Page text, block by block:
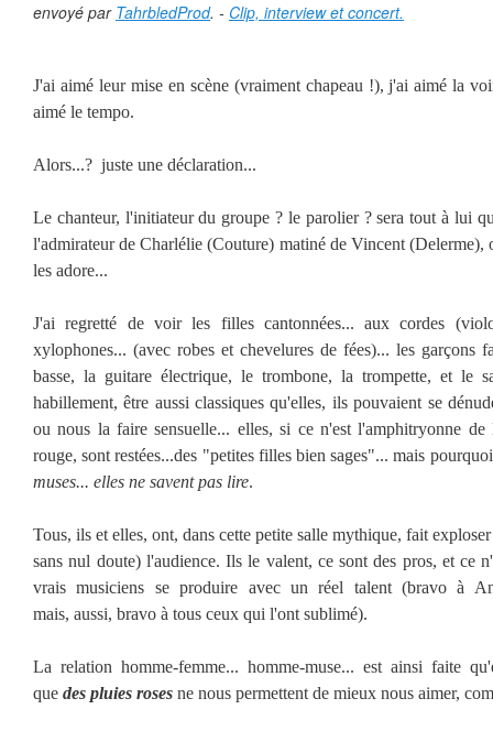
envoyé par TahrbledProd. - Clip, interview et concert.
J'ai aimé leur mise en scène (vraiment chapeau !), j'ai aimé la
aimé le tempo.
Alors...? juste une déclaration...
Le chanteur, l'initiateur du groupe ? le parolier ? sera tout à lui
l'admirateur de Charlélie (Couture) matiné de Vincent
les adore...
J'ai regretté de voir les filles cantonnées... aux cordes
xylophones... (avec robes et chevelures de fées)... les garçons
basse, la guitare électrique, le trombone, la trompette, et le
habillement, être aussi classiques qu'elles, ils pouvaient se
ou nous la faire sensuelle... elles, si ce n'est l'amphitryonne
rouge, sont restées...des "petites filles bien sages"... mais
muses... elles ne savent pas lire.
Tous, ils et elles, ont, dans cette petite salle mythique, fait
sans nul doute) l'audience. Ils le valent, ce sont des pros, et ce
vrais musiciens se produire avec un réel talent (bravo à
mais, aussi, bravo à tous ceux qui l'ont sublimé).
La relation homme-femme... homme-muse... est ainsi faite
que des pluies roses ne nous permettent de mieux nous aimer,